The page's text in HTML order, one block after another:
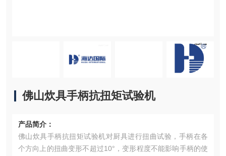
佛山炊具手柄抗扭矩试验机
产品简介：
佛山炊具手柄抗扭矩试验机对厨具进行扭曲试验，手柄在各
个方向上的扭曲变形不超过10°，变形程度不能影响手柄的使